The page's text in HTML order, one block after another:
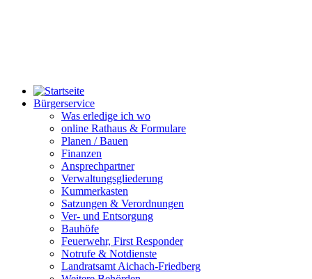
Bürgerservice
Was erledige ich wo
online Rathaus & Formulare
Planen / Bauen
Finanzen
Ansprechpartner
Verwaltungsgliederung
Kummerkasten
Satzungen & Verordnungen
Ver- und Entsorgung
Bauhöfe
Feuerwehr, First Responder
Notrufe & Notdienste
Landratsamt Aichach-Friedberg